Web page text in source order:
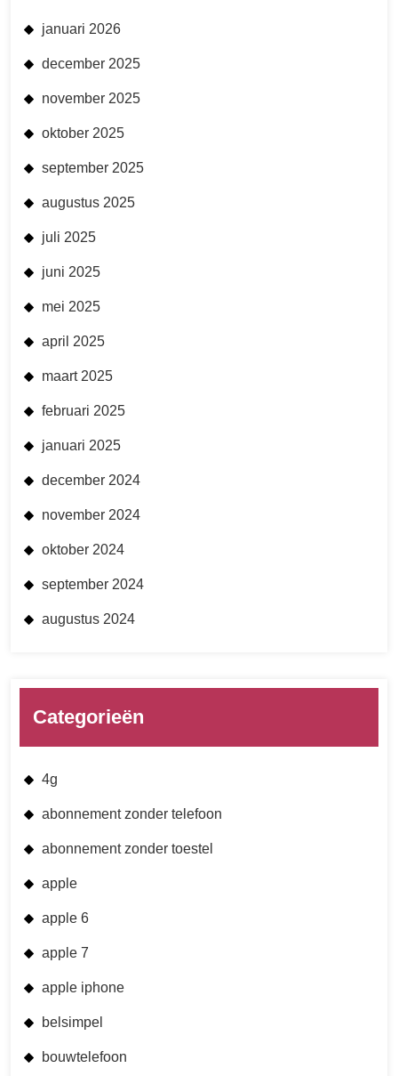
januari 2026
december 2025
november 2025
oktober 2025
september 2025
augustus 2025
juli 2025
juni 2025
mei 2025
april 2025
maart 2025
februari 2025
januari 2025
december 2024
november 2024
oktober 2024
september 2024
augustus 2024
Categorieën
4g
abonnement zonder telefoon
abonnement zonder toestel
apple
apple 6
apple 7
apple iphone
belsimpel
bouwtelefoon